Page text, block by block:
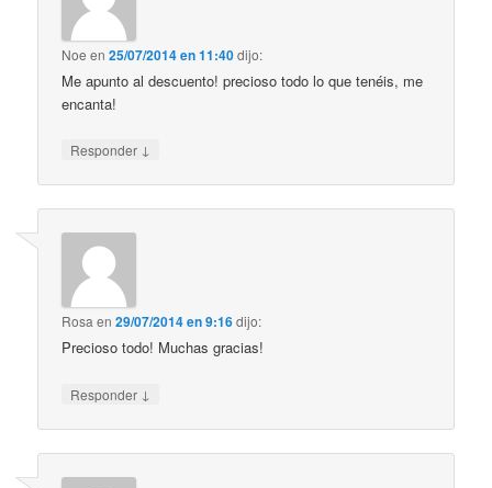
Noe en25/07/2014 en 11:40dijo:
Me apunto al descuento! precioso todo lo que tenéis, me
encanta!
Responder ↓
Rosaen29/07/2014 en 9:16dijo:
Precioso todo! Muchas gracias!
Responder ↓